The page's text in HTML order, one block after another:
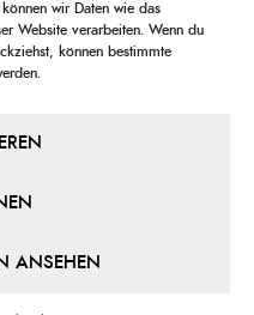
wir Daten wie das
Website verarbeiten. Wenn du
können bestimmte
ANSEHEN
sie erlebt – als Journalistin,